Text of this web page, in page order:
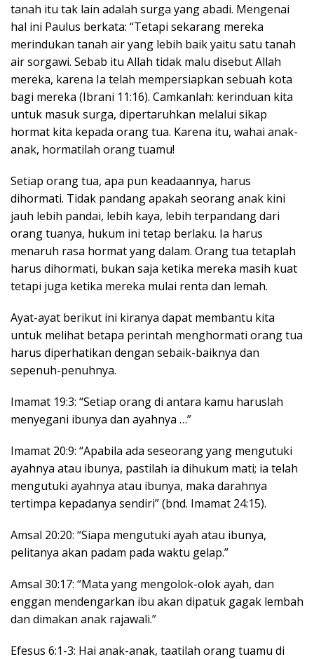
tanah itu tak lain adalah surga yang abadi. Mengenai
hal ini Paulus berkata: “Tetapi sekarang mereka
merindukan tanah air yang lebih baik yaitu satu tanah
air sorgawi. Sebab itu Allah tidak malu disebut Allah
mereka, karena Ia telah mempersiapkan sebuah kota
bagi mereka (Ibrani 11:16). Camkanlah: kerinduan kita
untuk masuk surga, dipertaruhkan melalui sikap
hormat kita kepada orang tua. Karena itu, wahai anak-
anak, hormatilah orang tuamu!
Setiap orang tua, apa pun keadaannya, harus
dihormati. Tidak pandang apakah seorang anak kini
jauh lebih pandai, lebih kaya, lebih terpandang dari
orang tuanya, hukum ini tetap berlaku. Ia harus
menaruh rasa hormat yang dalam. Orang tua tetaplah
harus dihormati, bukan saja ketika mereka masih kuat
tetapi juga ketika mereka mulai renta dan lemah.
Ayat-ayat berikut ini kiranya dapat membantu kita
untuk melihat betapa perintah menghormati orang tua
harus diperhatikan dengan sebaik-baiknya dan
sepenuh-penuhnya.
Imamat 19:3: “Setiap orang di antara kamu haruslah
menyegani ibunya dan ayahnya …”
Imamat 20:9: “Apabila ada seseorang yang mengutuki
ayahnya atau ibunya, pastilah ia dihukum mati; ia telah
mengutuki ayahnya atau ibunya, maka darahnya
tertimpa kepadanya sendiri” (bnd. Imamat 24:15).
Amsal 20:20: “Siapa mengutuki ayah atau ibunya,
pelitanya akan padam pada waktu gelap.”
Amsal 30:17: “Mata yang mengolok-olok ayah, dan
enggan mendengarkan ibu akan dipatuk gagak lembah
dan dimakan anak rajawali.”
Efesus 6:1-3: Hai anak-anak, taatilah orang tuamu di